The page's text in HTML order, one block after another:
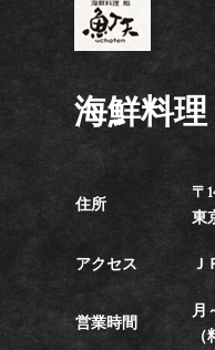
海鮮料
住所
〒
東
アクセス Ｊ
営業時間
月